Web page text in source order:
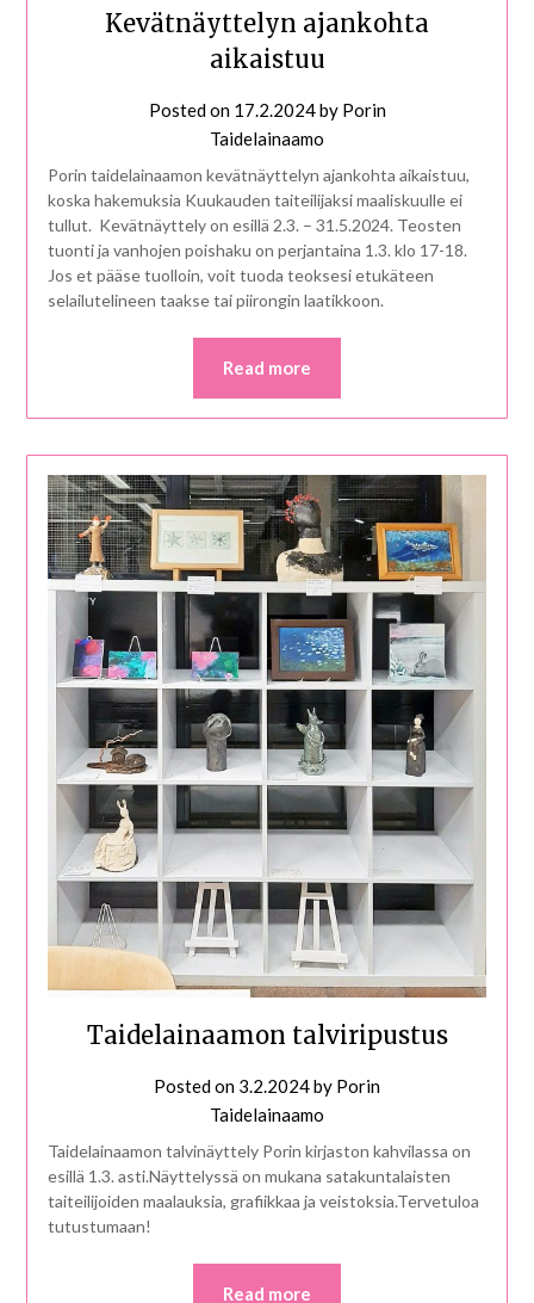
Kevätnäyttelyn ajankohta
aikaistuu
Posted on 17.2.2024by Porin
Taidelainaamo
Porin taidelainaamon kevätnäyttelyn ajankohta aikaistuu,
koska hakemuksia Kuukauden taiteilijaksi maaliskuulle ei
tullut. Kevätnäyttely on esillä 2.3. – 31.5.2024. Teosten
tuonti ja vanhojen poishaku on perjantaina 1.3. klo 17-18.
Jos et pääse tuolloin, voit tuoda teoksesi etukäteen
selailutelineen taakse tai piirongin laatikkoon.
Read more
Taidelainaamon talviripustus
Posted on 3.2.2024by Porin
Taidelainaamo
Taidelainaamon talvinäyttely Porin kirjaston kahvilassa on
esillä 1.3. asti.Näyttelyssä on mukana satakuntalaisten
taiteilijoiden maalauksia, grafiikkaa ja veistoksia.Tervetuloa
tutustumaan!
Read more